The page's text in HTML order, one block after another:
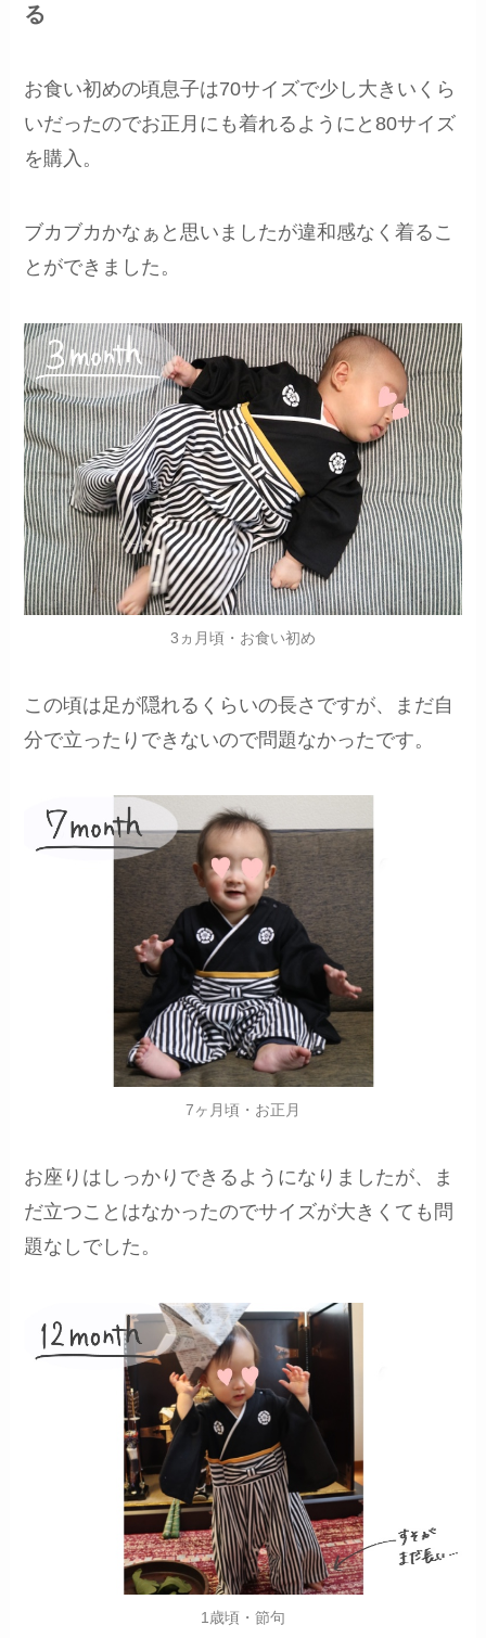
る
お食い初めの頃息子は70サイズで少し大きいくら
いだったのでお正月にも着れるようにと80サイズ
を購入。
ブカブカかなぁと思いましたが違和感なく着るこ
とができました。
3ヵ月頃・お食い初め
この頃は足が隠れるくらいの長さですが、まだ自
分で立ったりできないので問題なかったです。
7ヶ月頃・お正月
お座りはしっかりできるようになりましたが、ま
だ立つことはなかったのでサイズが大きくても問
題なしでした。
1歳頃・節句